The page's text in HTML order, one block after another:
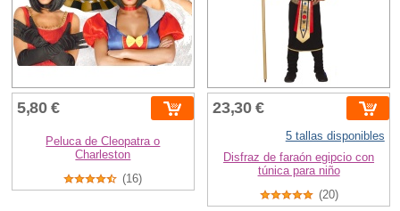
5,80 €
Peluca de Cleopatra o
Charleston
(16)
23,30 €
5 tallas disponibles
Disfraz de faraón egipcio con
túnica para niño
(20)